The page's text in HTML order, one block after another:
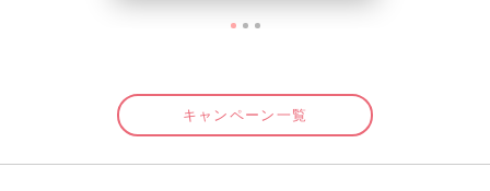
キャンペーン一覧